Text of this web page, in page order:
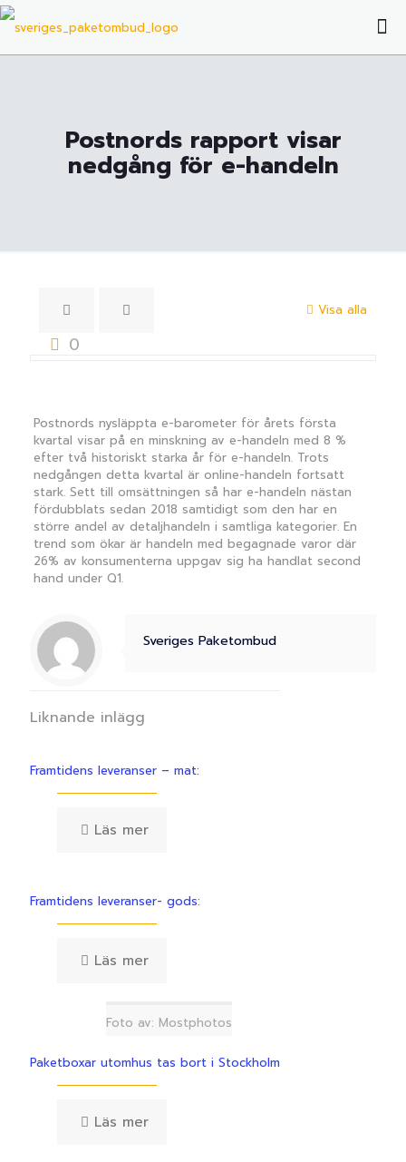
Postnords rapport visar
nedgång för e-handeln
Visa alla
0
Postnords nysläppta e-barometer för årets första
kvartal visar på en minskning av e-handeln med 8 %
efter två historiskt starka år för e-handeln. Trots
nedgången detta kvartal är online-handeln fortsatt
stark. Sett till omsättningen så har e-handeln nästan
fördubblats sedan 2018 samtidigt som den har en
större andel av detaljhandeln i samtliga kategorier. En
trend som ökar är handeln med begagnade varor där
26% av konsumenterna uppgav sig ha handlat second
hand under Q1.
Sveriges Paketombud
Liknande inlägg
Framtidens leveranser – mat:
Läs mer
Framtidens leveranser- gods:
Läs mer
Foto av: Mostphotos
Paketboxar utomhus tas bort i Stockholm
Läs mer